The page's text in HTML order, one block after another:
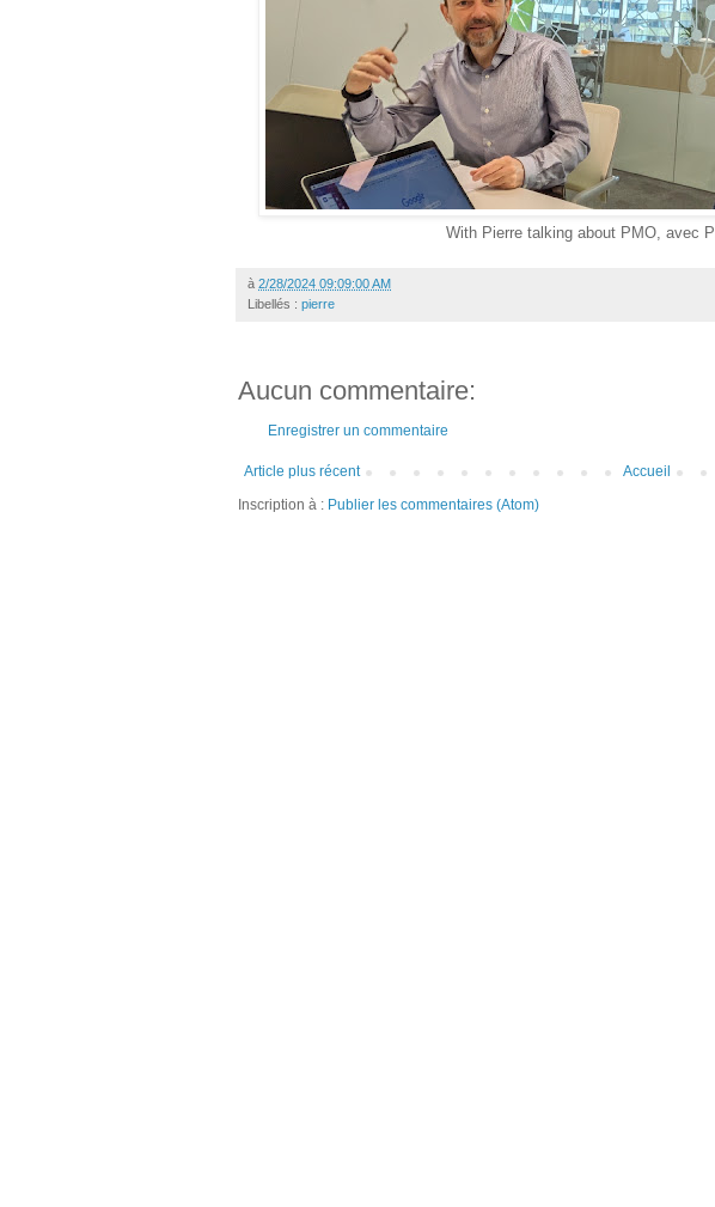
With Pierre talking about PMO, avec
à 2/28/2024 09:09:00 AM
Libellés : pierre
Aucun commentaire:
Enregistrer un commentaire
Article plus récent
Accueil
Inscription à : Publier les commentaires (Atom)